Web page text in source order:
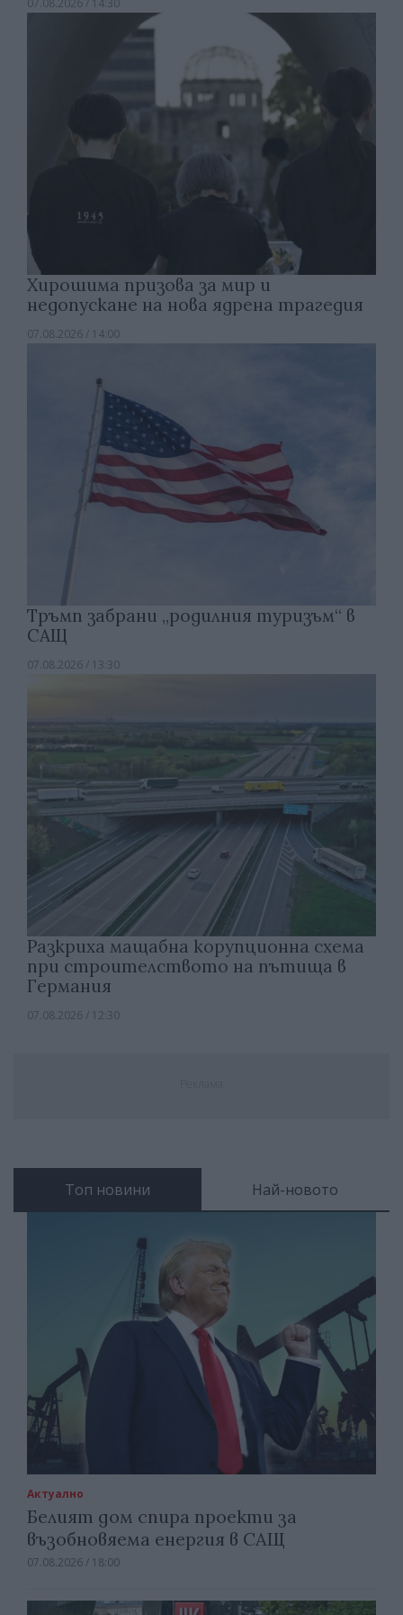
07.08.2026 / 14:30
Хирошима призова за мир и
недопускане на нова ядрена трагедия
07.08.2026 / 14:00
Тръмп забрани „родилния туризъм“ в
САЩ
07.08.2026 / 13:30
Разкриха мащабна корупционна схема
при строителството на пътища в
Германия
07.08.2026 / 12:30
Топ новини Най-новото
Актуално
Белият дом спира проекти за
възобновяема енергия в САЩ
07.08.2026 / 18:00